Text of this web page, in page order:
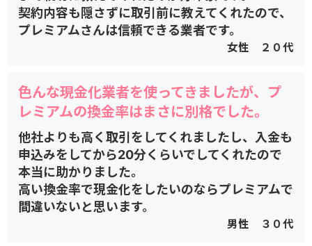
契約内容も隠さずに取引前に教えてくれたので、
プレミアムさんは信頼できる業者です。
女性 ２０代
色んな現金化業者を使ってきましたが、プ
レミアムの換金率はまさに別格でした。
他社よりも高く取引をしてくれましたし、入金も
申込みをしてから20分くらいでしてくれたので
本当に助かりました。
高い換金率で現金化をしたいのならプレミアムで
間違いないと思います。
男性 ３０代